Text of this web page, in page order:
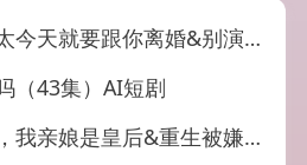
&别演了沈总太太今天就要跟你离婚（40集）AI短剧
（43集）AI短剧
重生被嫌假千金我亲娘是皇后（31集）AI短剧